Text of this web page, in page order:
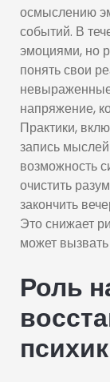
осмыслению
событий. В
эмоциями, но
понять свои
напряжение,
Практики,
запись
возможность
очистить
закончить
Это снижает
может
Роль